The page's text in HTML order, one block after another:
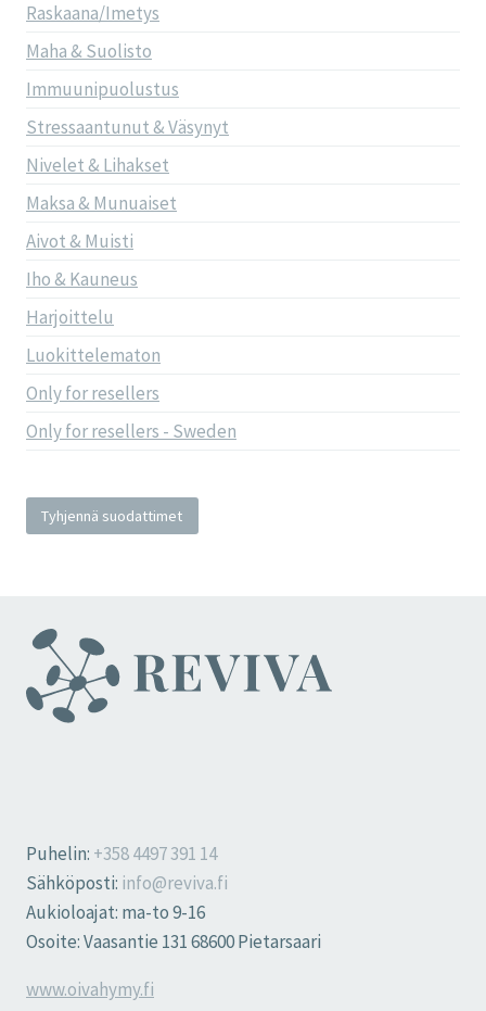
Raskaana/Imetys
Maha & Suolisto
Immuunipuolustus
Stressaantunut & Väsynyt
Nivelet & Lihakset
Maksa & Munuaiset
Aivot & Muisti
Iho & Kauneus
Harjoittelu
Luokittelematon
Only for resellers
Only for resellers - Sweden
Tyhjennä suodattimet
Puhelin: +358 4497 391 14
Sähköposti: info@reviva.fi
Aukioloajat: ma-to 9-16
Osoite: Vaasantie 131 68600 Pietarsaari
www.oivahymy.fi